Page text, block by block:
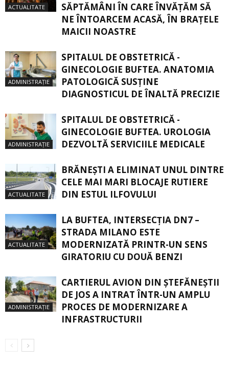
ACTUALITATE
SĂPTĂMÂNI ÎN CARE ÎNVĂŢĂM SĂ
NE ÎNTOARCEM ACASĂ, ÎN BRAŢELE
MAICII NOASTRE
ADMINISTRAȚIE
SPITALUL DE OBSTETRICĂ -
GINECOLOGIE BUFTEA. ANATOMIA
PATOLOGICĂ SUSŢINE
DIAGNOSTICUL DE ÎNALTĂ PRECIZIE
ADMINISTRAȚIE
SPITALUL DE OBSTETRICĂ -
GINECOLOGIE BUFTEA. UROLOGIA
DEZVOLTĂ SERVICIILE MEDICALE
ACTUALITATE
BRĂNEȘTI A ELIMINAT UNUL DINTRE
CELE MAI MARI BLOCAJE RUTIERE
DIN ESTUL ILFOVULUI
ACTUALITATE
LA BUFTEA, INTERSECŢIA DN7 –
STRADA MILANO ESTE
MODERNIZATĂ PRINTR-UN SENS
GIRATORIU CU DOUĂ BENZI
ADMINISTRAȚIE
CARTIERUL AVION DIN ŞTEFĂNEŞTII
DE JOS A INTRAT ÎNTR-UN AMPLU
PROCES DE MODERNIZARE A
INFRASTRUCTURII